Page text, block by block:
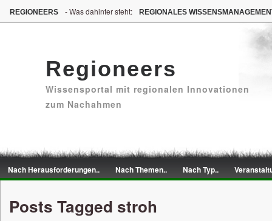
REGIONEERS - Was dahinter steht: REGIONALES
Regioneers
Wissensportal mit regionalen Innovationen
zum Nachahmen
Nach Herausforderungen.. Nach Themen.. Nach Typ..
Posts Tagged stroh